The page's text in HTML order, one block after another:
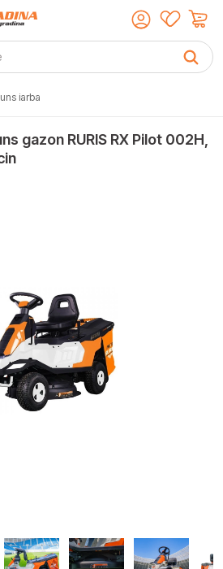
iarba
gazon RURIS RX Pilot 002H,